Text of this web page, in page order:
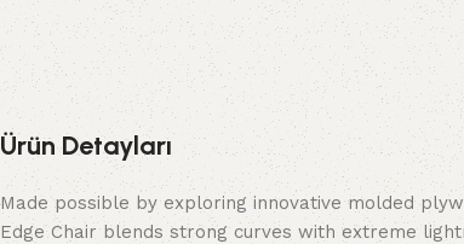
Ürün Detayları
Made possible by exploring innovative molded
Edge Chair blends strong curves with extreme